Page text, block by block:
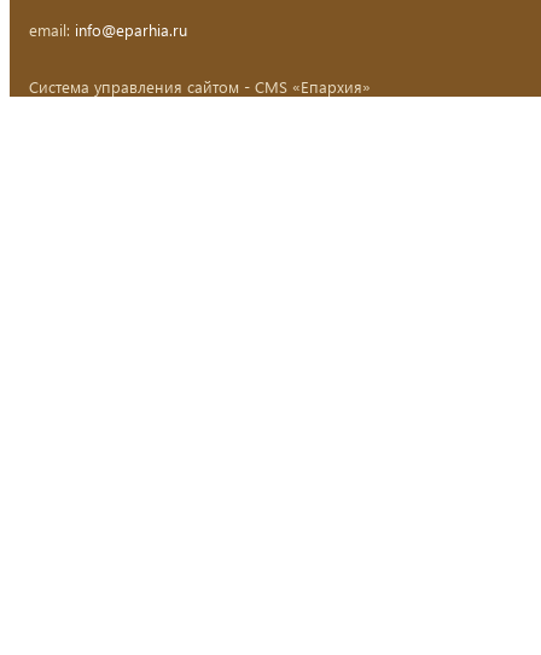
email: info@eparhia.ru
Система управления сайтом - CMS «Епархия»